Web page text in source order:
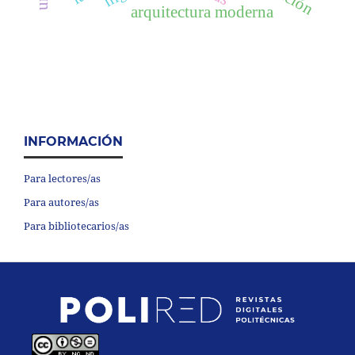
arquitectura moderna
INFORMACIÓN
Para lectores/as
Para autores/as
Para bibliotecarios/as